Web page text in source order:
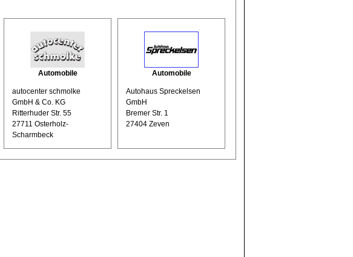
Automobile
autocenter schmolke
GmbH & Co. KG
Ritterhuder Str. 55
27711 Osterholz-
Scharmbeck
Automobile
Autohaus Spreckelsen
GmbH
Bremer Str. 1
27404 Zeven